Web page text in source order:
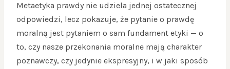
Metaetyka prawdy nie udziela jednej ostatecznej
odpowiedzi, lecz pokazuje, że pytanie o prawdę
moralną jest pytaniem o sam fundament etyki — o
to, czy nasze przekonania moralne mają charakter
poznawczy, czy jedynie ekspresyjny, i w jaki sposób